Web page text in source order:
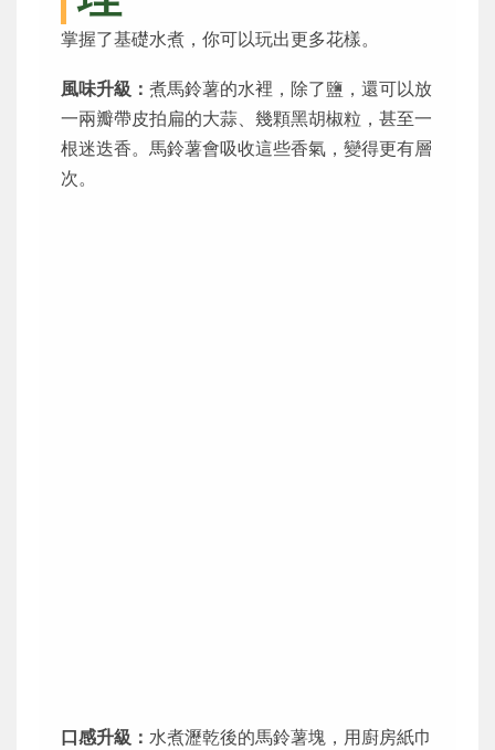
掌握了基礎水煮，你可以玩出更多花樣。
風味升級： 煮馬鈴薯的水裡，除了鹽，還可以放
一兩瓣帶皮拍扁的大蒜、幾顆黑胡椒粒，甚至一
根迷迭香。馬鈴薯會吸收這些香氣，變得更有層
次。
口感升級： 水煮瀝乾後的馬鈴薯塊，用廚房紙巾